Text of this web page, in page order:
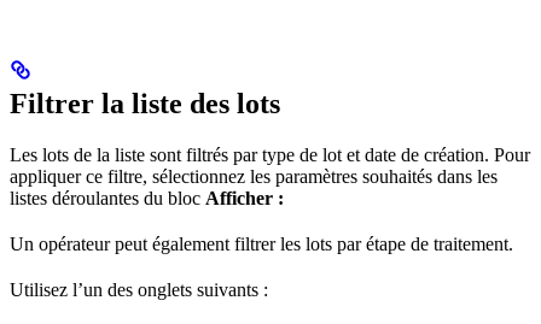
Filtrer la liste des lots
Les lots de la liste sont filtrés par type de lot et date de création. Pour
appliquer ce filtre, sélectionnez les paramètres souhaités dans les
listes déroulantes du bloc Afficher :
Un opérateur peut également filtrer les lots par étape de traitement.
Utilisez l’un des onglets suivants :